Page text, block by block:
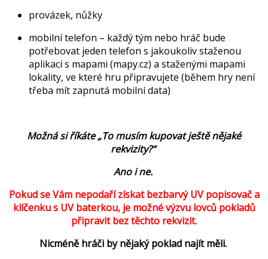
provázek, nůžky
mobilní telefon – každý tým nebo hráč bude
potřebovat jeden telefon s jakoukoliv staženou
aplikací s mapami (mapy.cz) a staženými mapami
lokality, ve které hru připravujete (během hry není
třeba mít zapnutá mobilní data)
Možná si říkáte „To musím kupovat ještě nějaké
rekvizity?“
Ano i ne.
Pokud se Vám nepodaří získat bezbarvý UV popisovač a
klíčenku s UV baterkou, je možné výzvu lovců pokladů
připravit bez těchto rekvizit.
Nicméně hráči by nějaký poklad najít měli.